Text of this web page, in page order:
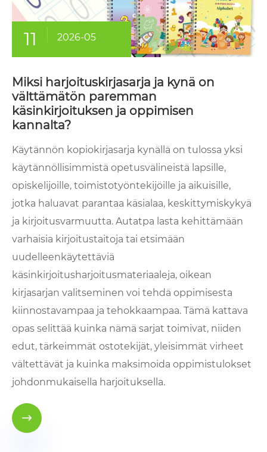
11 2026-05
Miksi harjoituskirjasarja ja kynä on
välttämätön paremman
käsinkirjoituksen ja oppimisen
kannalta?
Käytännön kopiokirjasarja kynällä on tulossa yksi
käytännöllisimmistä opetusvälineistä lapsille,
opiskelijoille, toimistotyöntekijöille ja aikuisille,
jotka haluavat parantaa käsialaa, keskittymiskykyä
ja kirjoitusvarmuutta. Autatpa lasta kehittämään
varhaisia ​​kirjoitustaitoja tai etsimään
uudelleenkäytettäviä
käsinkirjoitusharjoitusmateriaaleja, oikean
kirjasarjan valitseminen voi tehdä oppimisesta
kiinnostavampaa ja tehokkaampaa. Tämä kattava
opas selittää kuinka nämä sarjat toimivat, niiden
edut, tärkeimmät ostotekijät, yleisimmät virheet
vältettävät ja kuinka maksimoida oppimistulokset
johdonmukaisella harjoituksella.
